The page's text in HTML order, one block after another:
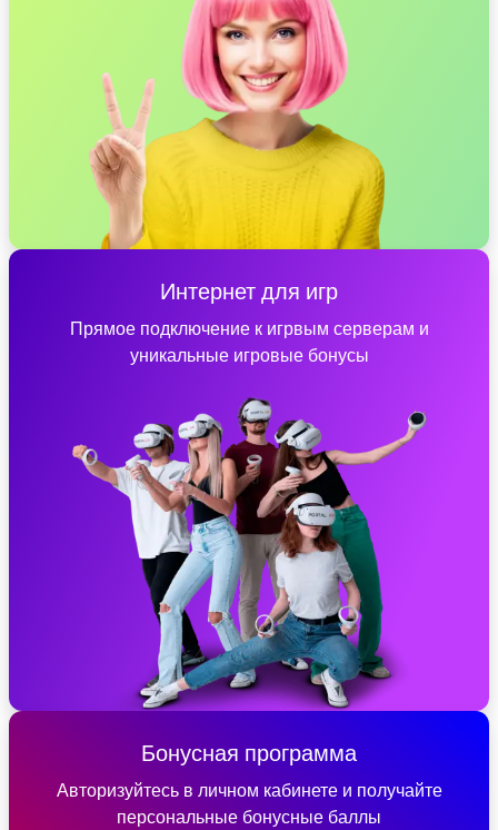
Интернет для игр
Прямое подключение к игрвым серверам и
уникальные игровые бонусы
Бонусная программа
Авторизуйтесь в личном кабинете и получайте
персональные бонусные баллы